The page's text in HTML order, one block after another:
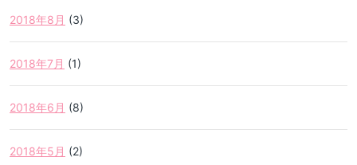
2018年8月 (3)
2018年7月 (1)
2018年6月 (8)
2018年5月 (2)